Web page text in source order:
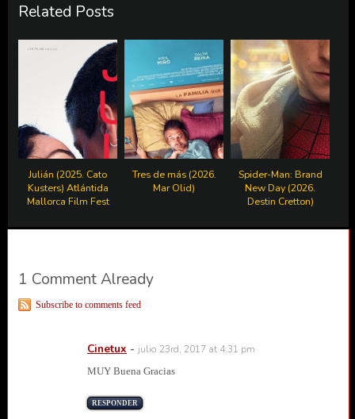
Related Posts
Julián (2025. Cato
Kusters) Atlántida
Mallorca Film Fest
Tres de más (2026.
Mar Olid)
Spider-Man: Brand
New Day (2026.
Destin Cretton)
1 Comment Already
Subscribe to comments feed
Cinetux - julio 23rd, 2017 at 4:31 pm
MUY Buena Gracias
RESPONDER